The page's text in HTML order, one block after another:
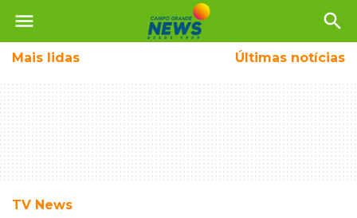
menu search
Mais lidas Últimas notícias
TV News